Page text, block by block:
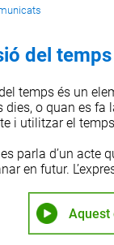
del temps
del temps és un
dies, o quan es fa
i utilitzar el
parla d’un acte
en futur.
Aquest